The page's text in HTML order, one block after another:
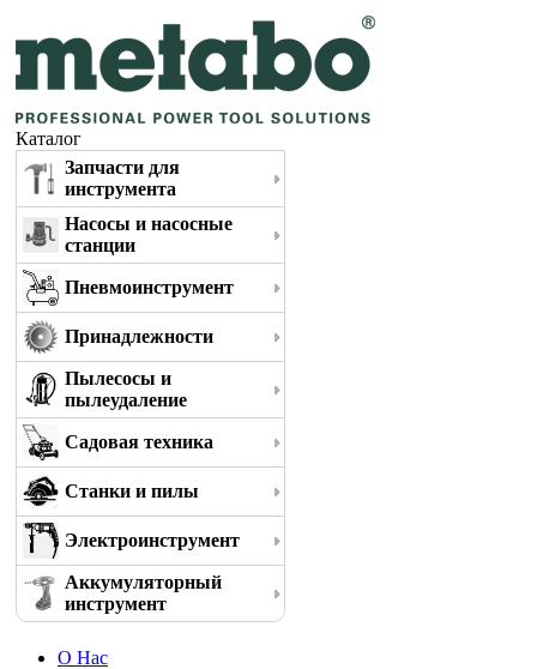
Каталог
Запчасти для
инструмента
Насосы и насосные
станции
Пневмоинструмент
Принадлежности
Пылесосы и
пылеудаление
Садовая техника
Станки и пилы
Электроинструмент
Аккумуляторный
инструмент
О Нас